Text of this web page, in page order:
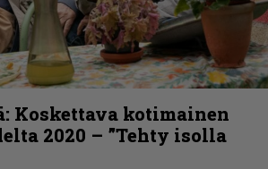
Koskettava kotimainen
2020 – ”Tehty isolla